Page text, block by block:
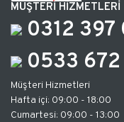
MÜŞTERİ HİZMETLERİ
0312 397
0533 672
Müşteri Hizmetleri
Hafta içi: 09:00 - 18:00
Cumartesi: 09:00 - 13:00